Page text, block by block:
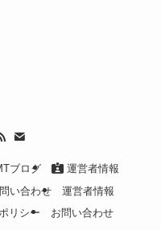
ブログ
運営者情報
い合わせ
運営者情報
リシー
お問い合わせ